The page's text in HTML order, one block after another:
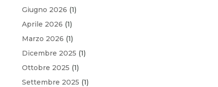
Giugno 2026 (1)
Aprile 2026 (1)
Marzo 2026 (1)
Dicembre 2025 (1)
Ottobre 2025 (1)
Settembre 2025 (1)